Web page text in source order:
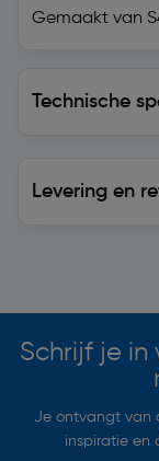
Gemaakt van
Technische
Levering en
Schrijf je in
Je ontvangt van
inspiratie en